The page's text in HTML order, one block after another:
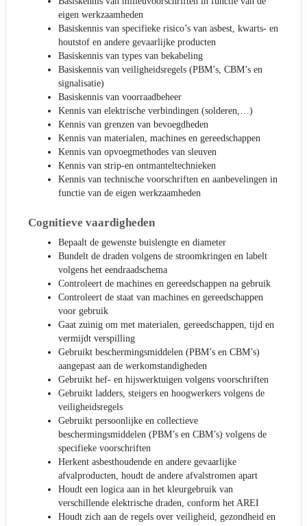
eigen werkzaamheden
Basiskennis van specifieke risico’s van asbest, kwarts- en
houtstof en andere gevaarlijke producten
Basiskennis van types van bekabeling
Basiskennis van veiligheidsregels (PBM’s, CBM’s en
signalisatie)
Basiskennis van voorraadbeheer
Kennis van elektrische verbindingen (solderen,…)
Kennis van grenzen van bevoegdheden
Kennis van materialen, machines en gereedschappen
Kennis van opvoegmethodes van sleuven
Kennis van strip-en ontmanteltechnieken
Kennis van technische voorschriften en aanbevelingen in
functie van de eigen werkzaamheden
Cognitieve vaardigheden
Bepaalt de gewenste buislengte en diameter
Bundelt de draden volgens de stroomkringen en labelt
volgens het eendraadschema
Controleert de machines en gereedschappen na gebruik
Controleert de staat van machines en gereedschappen
voor gebruik
Gaat zuinig om met materialen, gereedschappen, tijd en
vermijdt verspilling
Gebruikt beschermingsmiddelen (PBM’s en CBM’s)
aangepast aan de werkomstandigheden
Gebruikt hef- en hijswerktuigen volgens voorschriften
Gebruikt ladders, steigers en hoogwerkers volgens de
veiligheidsregels
Gebruikt persoonlijke en collectieve
beschermingsmiddelen (PBM’s en CBM’s) volgens de
specifieke voorschriften
Herkent asbesthoudende en andere gevaarlijke
afvalproducten, houdt de andere afvalstromen apart
Houdt een logica aan in het kleurgebruik van
verschillende elektrische draden, conform het AREI
Houdt zich aan de regels over veiligheid, gezondheid en